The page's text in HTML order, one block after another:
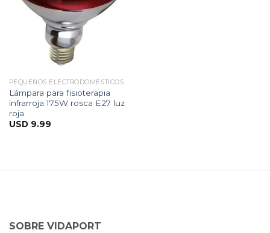
PEQUEÑOS ELECTRODOMÉSTICOS
Lámpara para fisioterapia
infrarroja 175W rosca E27 luz
roja
USD 9.99
SOBRE VIDAPORT